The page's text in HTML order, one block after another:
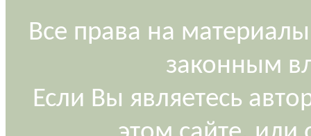
Все права на
законным
Если Вы являетесь